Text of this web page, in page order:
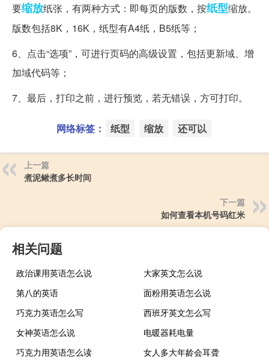
要缩放纸张，有两种方式：即每页的版数，按纸型缩放。
版数包括8K，16K，纸型有A4纸，B5纸等；
6、点击“选项”，可进行页码的高级设置，包括更新域、增
加域代码等；
7、最后，打印之前，进行预览，若无错误，方可打印。
网络标签： 纸型 缩放 还可以
上一篇
煮泥鳅煮多长时间
下一篇
如何查看本机号码红米
相关问题
政治课用英语怎么说
大家英文怎么说
第八的英语
面粉用英语怎么说
巧克力英语怎么写
西班牙英文怎么写
女神英语怎么说
电暖器耗电量
巧克力用英语怎么读
女人多大年龄会耳聋